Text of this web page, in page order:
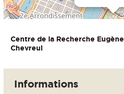
Centre de la Recherche Eugène
Chevreul
Informations